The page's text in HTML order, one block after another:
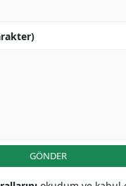
GÖNDER